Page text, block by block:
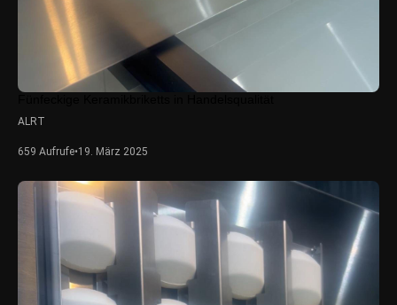
ALRT
659 Aufrufe•19. März 2025